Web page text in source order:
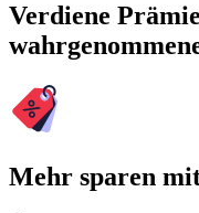
Verdiene
Mehr sparen